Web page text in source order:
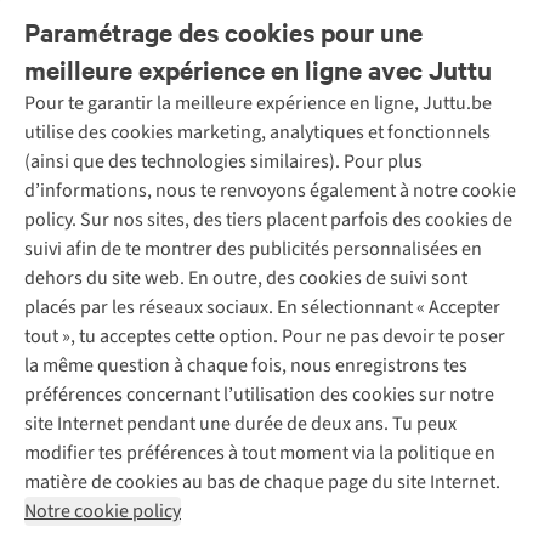
Paramétrage des cookies pour une
meilleure expérience en ligne avec Juttu
Pour te garantir la meilleure expérience en ligne, Juttu.be
utilise des cookies marketing, analytiques et fonctionnels
(ainsi que des technologies similaires). Pour plus
d’informations, nous te renvoyons également à notre cookie
policy. Sur nos sites, des tiers placent parfois des cookies de
suivi afin de te montrer des publicités personnalisées en
dehors du site web. En outre, des cookies de suivi sont
placés par les réseaux sociaux. En sélectionnant « Accepter
tout », tu acceptes cette option. Pour ne pas devoir te poser
la même question à chaque fois, nous enregistrons tes
préférences concernant l’utilisation des cookies sur notre
site Internet pendant une durée de deux ans. Tu peux
modifier tes préférences à tout moment via la politique en
matière de cookies au bas de chaque page du site Internet.
Notre cookie policy
Service client
Questions fréquentes
Commander
Payer
10 % réduction étudiants
Klarna : post-paiement
Livraison
Retourner
Rétractation d'une commande
Garantie
Contact
Nos services
Vintage - ReJUsed
Atelier de couture
Personal shopping
Boîte à vêtements
Événements / ateliers
Juttu
Qui sommes-nous ?
Juttu Friends
Inspiration
Travailler chez Juttu
Nos magasins
Le monde de Juttu
Entrepreneuriat responsable
Déclaration d’accessibilité
Abonne-toi à la newsletter
Suivez-nous